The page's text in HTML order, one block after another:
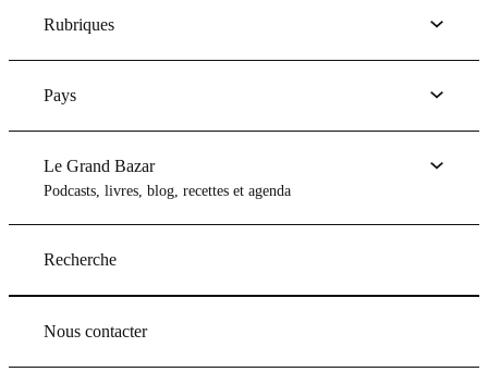
Rubriques
Pays
Le Grand Bazar
Podcasts, livres, blog, recettes et agenda
Recherche
Nous contacter